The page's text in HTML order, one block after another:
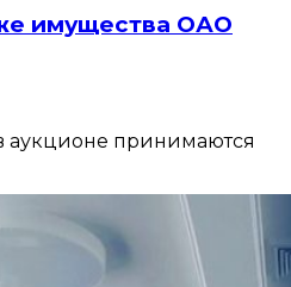
имущества ОАО
аукционе принимаются